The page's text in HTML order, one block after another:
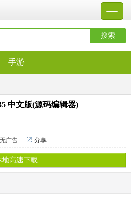
手游
中文版(源码编辑器)
无广告 分享
地高速下载